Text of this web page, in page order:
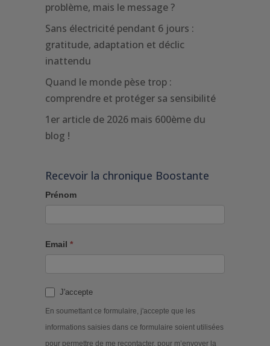
problème, mais le message ?
Sans électricité pendant 6 jours :
gratitude, adaptation et déclic
inattendu
Quand le monde pèse trop :
comprendre et protéger sa sensibilité
1er article de 2026 mais 600ème du
blog !
Recevoir la chronique Boostante
Prénom
Email *
J'accepte
En soumettant ce formulaire, j'accepte que les
informations saisies dans ce formulaire soient utilisées
pour permettre de me recontacter, pour m’envoyer la